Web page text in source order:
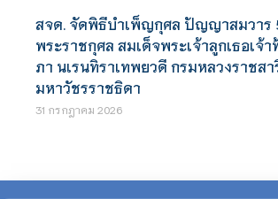
สจด. จัดพิธีบำเพ็ญกุศล ปัญญาสมวาร
พระราชกุศล สมเด็จพระเจ้าลูกเธอเจ้
ภา นเรนทิราเทพยวดี กรมหลวงราชส
มหาวัชรราชธิดา
31 กรกฎาคม 2026